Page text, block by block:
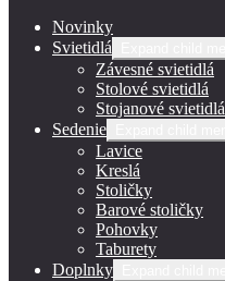
Novinky
Svietidlá
Závesné svietidlá
Stolové svietidlá
Stojanové svietidlá
Sedenie
Lavice
Kreslá
Stoličky
Barové stoličky
Pohovky
Taburety
Doplnky